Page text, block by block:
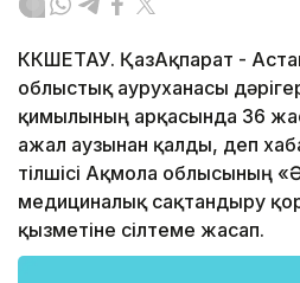
КӨКШЕТАУ. ҚазАқпарат -
облыстық ауруханасы
қимылының арқасында 36
ажал аузынан қалды, деп
тілшісі Ақмола облысының
медициналық сақтандыру
қызметіне сілтеме жасап.